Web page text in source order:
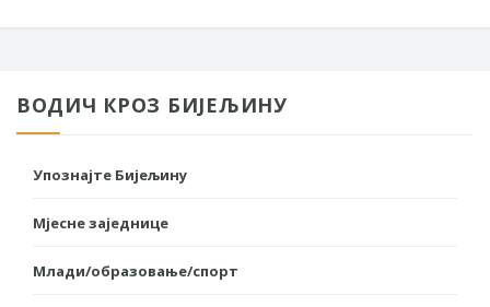
ВОДИЧ КРОЗ БИЈЕЉИНУ
Упознајте Бијељину
Мјесне заједнице
Млади/образовање/спорт